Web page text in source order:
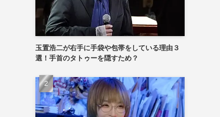
玉置浩二が右手に手袋や包帯をしている理由３
選！手首のタトゥーを隠すため？